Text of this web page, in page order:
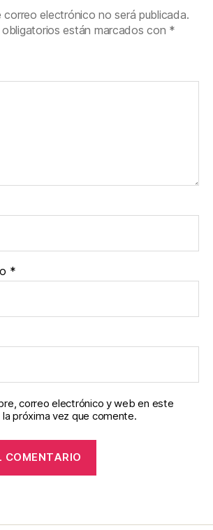
correo electrónico no será publicada.
están marcados con *
*
correo electrónico y web en este
próxima vez que comente.